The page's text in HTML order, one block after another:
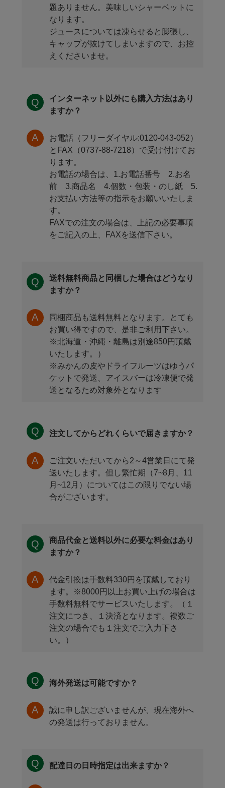
題ありません。美味しいシャーベットに
なります。
ジュースについては凍らせると膨張し、
キャップが抜けてしまいますので、お控
えくださいませ。
インターネット以外にも購入方法はあり
ますか？
お電話（フリーダイヤル:0120-043-052）
とFAX（0737-88-7218）で受け付けてお
ります。
お電話の場合は、1.お電話番号 2.お名
前 3.商品名 4.個数・包装・のし紙 5.
お支払い方法等の指示をお願いいたしま
す。
FAXでの注文の場合は、上記の必要事項
をご記入の上、FAXを送信下さい。
送料無料商品と同梱した場合はどうなり
ますか？
同梱商品も送料無料となります。とても
お買い得ですので、是非ご利用下さい。
※北海道・沖縄・離島は別途850円頂戴
いたします。）
※みかんの皮やドライフルーツはゆうパ
ケットで発送、アイスバーは冷凍便で発
送となるため対象外となります
注文してからどれくらいで届きますか？
ご注文いただいてから2～4営業日にて発
送いたします。但し繁忙期（7~8月、11
月~12月）についてはこの限りでない場
合がございます。
商品代金と送料以外に必要な料金はあり
ますか？
代金引換は手数料330円を頂戴しており
ます。※8000円以上お買い上げの場合は
手数料無料でサービスいたします。（１
注文につき、１決済となります。複数ご
注文の場合でも１注文でご入力下さ
い。）
海外発送は可能ですか？
誠に申し訳ございませんが、現在海外へ
の発送は行っておりません。
配達日の日時指定は出来ますか？